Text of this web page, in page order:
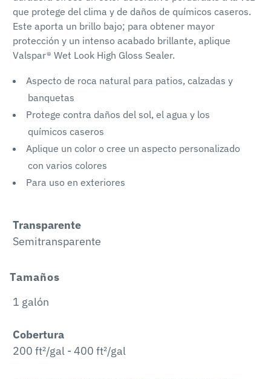
que protege del clima y de daños de químicos caseros.
Este aporta un brillo bajo; para obtener mayor
protección y un intenso acabado brillante, aplique
Valspar® Wet Look High Gloss Sealer.
Aspecto de roca natural para patios, calzadas y
banquetas
Protege contra daños del sol, el agua y los
químicos caseros
Aplique un color o cree un aspecto personalizado
con varios colores
Para uso en exteriores
Transparente
Semitransparente
Tamaños
1 galón
Cobertura
200 ft²/gal - 400 ft²/gal